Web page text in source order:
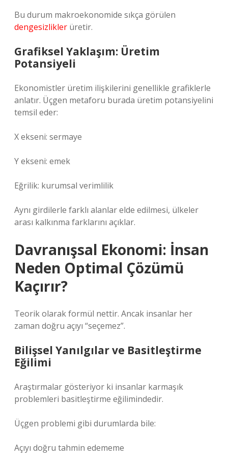
Bu durum makroekonomide sıkça görülen
dengesizlikler üretir.
Grafiksel Yaklaşım: Üretim
Potansiyeli
Ekonomistler üretim ilişkilerini genellikle grafiklerle
anlatır. Üçgen metaforu burada üretim potansiyelini
temsil eder:
X ekseni: sermaye
Y ekseni: emek
Eğrilik: kurumsal verimlilik
Aynı girdilerle farklı alanlar elde edilmesi, ülkeler
arası kalkınma farklarını açıklar.
Davranışsal Ekonomi: İnsan
Neden Optimal Çözümü
Kaçırır?
Teorik olarak formül nettir. Ancak insanlar her
zaman doğru açıyı “seçemez”.
Bilişsel Yanılgılar ve Basitleştirme
Eğilimi
Araştırmalar gösteriyor ki insanlar karmaşık
problemleri basitleştirme eğilimindedir.
Üçgen problemi gibi durumlarda bile:
Açıyı doğru tahmin edememe